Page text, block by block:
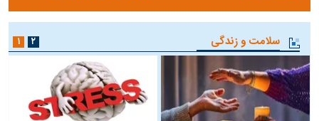
سلامت و زندگی ۱ ۲